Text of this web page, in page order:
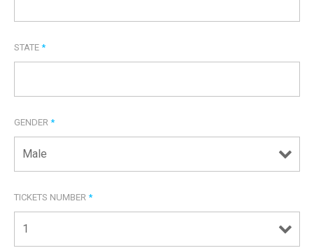
STATE *
GENDER *
TICKETS NUMBER *